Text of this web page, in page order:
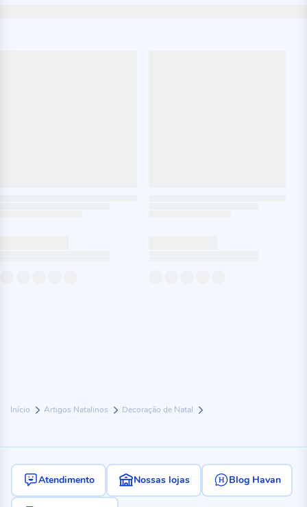
Início Artigos Natalinos Decoração de Natal
Atendimento Nossas lojas Blog Havan